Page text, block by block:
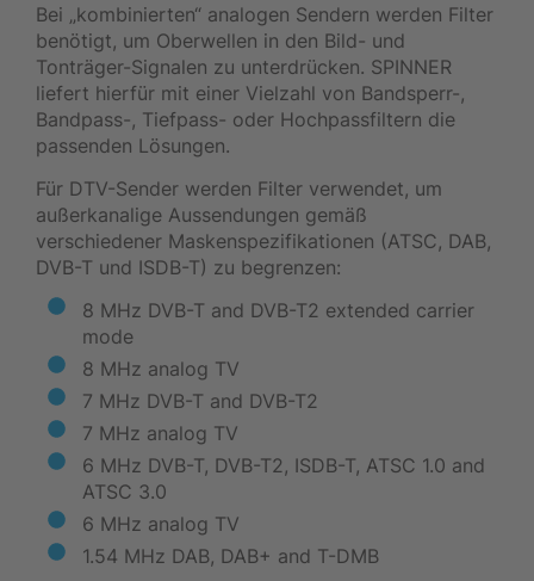
Bei „kombinierten“ analogen Sendern werden Filter
benötigt, um Oberwellen in den Bild- und
Tonträger-Signalen zu unterdrücken. SPINNER
liefert hierfür mit einer Vielzahl von Bandsperr-,
Bandpass-, Tiefpass- oder Hochpassfiltern die
passenden Lösungen.
Für DTV-Sender werden Filter verwendet, um
außerkanalige Aussendungen gemäß
verschiedener Maskenspezifikationen (ATSC, DAB,
DVB-T und ISDB-T) zu begrenzen:
8 MHz DVB-T and DVB-T2 extended carrier
mode
8 MHz analog TV
7 MHz DVB-T and DVB-T2
7 MHz analog TV
6 MHz DVB-T, DVB-T2, ISDB-T, ATSC 1.0 and
ATSC 3.0
6 MHz analog TV
1.54 MHz DAB, DAB+ and T-DMB